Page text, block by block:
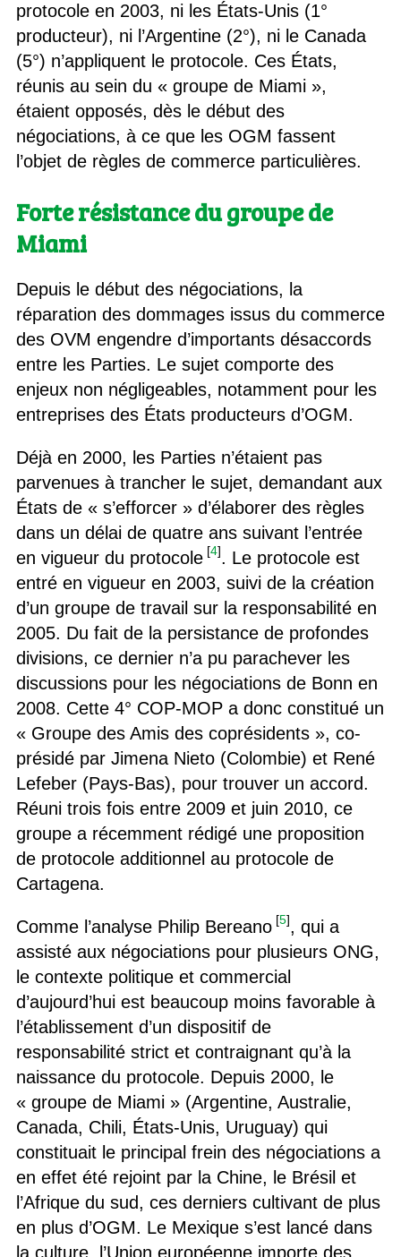
protocole en 2003, ni les États-Unis (1°
producteur), ni l’Argentine (2°), ni le Canada
(5°) n’appliquent le protocole. Ces États,
réunis au sein du « groupe de Miami »,
étaient opposés, dès le début des
négociations, à ce que les OGM fassent
l’objet de règles de commerce particulières.
Forte résistance du groupe de
Miami
Depuis le début des négociations, la
réparation des dommages issus du commerce
des OVM engendre d’importants désaccords
entre les Parties. Le sujet comporte des
enjeux non négligeables, notamment pour les
entreprises des États producteurs d’OGM.
Déjà en 2000, les Parties n’étaient pas
parvenues à trancher le sujet, demandant aux
États de « s’efforcer » d’élaborer des règles
dans un délai de quatre ans suivant l’entrée
en vigueur du protocole [4]. Le protocole est
entré en vigueur en 2003, suivi de la création
d’un groupe de travail sur la responsabilité en
2005. Du fait de la persistance de profondes
divisions, ce dernier n’a pu parachever les
discussions pour les négociations de Bonn en
2008. Cette 4° COP-MOP a donc constitué un
« Groupe des Amis des coprésidents », co-
présidé par Jimena Nieto (Colombie) et René
Lefeber (Pays-Bas), pour trouver un accord.
Réuni trois fois entre 2009 et juin 2010, ce
groupe a récemment rédigé une proposition
de protocole additionnel au protocole de
Cartagena.
Comme l’analyse Philip Bereano [5], qui a
assisté aux négociations pour plusieurs ONG,
le contexte politique et commercial
d’aujourd’hui est beaucoup moins favorable à
l’établissement d’un dispositif de
responsabilité strict et contraignant qu’à la
naissance du protocole. Depuis 2000, le
« groupe de Miami » (Argentine, Australie,
Canada, Chili, États-Unis, Uruguay) qui
constituait le principal frein des négociations a
en effet été rejoint par la Chine, le Brésil et
l’Afrique du sud, ces derniers cultivant de plus
en plus d’OGM. Le Mexique s’est lancé dans
la culture, l’Union européenne importe des